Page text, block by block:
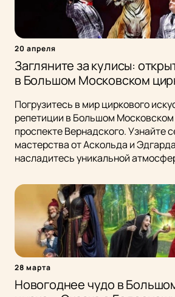
20 апреля
Загляните за кулисы:
в Большом Московском
Погрузитесь в мир циркового
репетиции в Большом Московском
проспекте Вернадского. Узнайте
мастерства от Аскольда и
насладитесь уникальной
28 марта
Новогоднее чудо в